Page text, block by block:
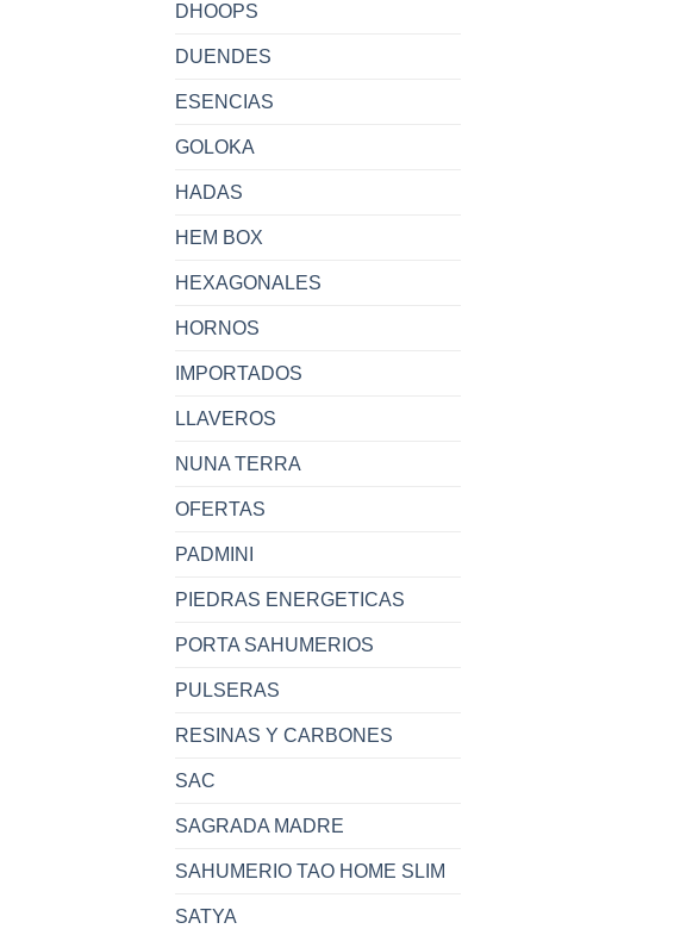
DHOOPS
DUENDES
ESENCIAS
GOLOKA
HADAS
HEM BOX
HEXAGONALES
HORNOS
IMPORTADOS
LLAVEROS
NUNA TERRA
OFERTAS
PADMINI
PIEDRAS ENERGETICAS
PORTA SAHUMERIOS
PULSERAS
RESINAS Y CARBONES
SAC
SAGRADA MADRE
SAHUMERIO TAO HOME SLIM
SATYA